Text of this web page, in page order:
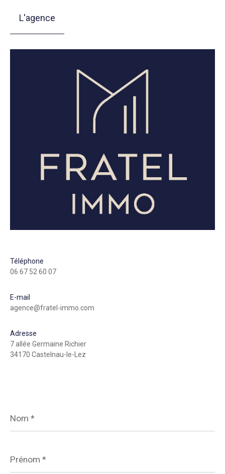
L'agence
Téléphone
06 67 52 60 07
E-mail
agence@fratel-immo.com
Adresse
7 allée Germaine Richier
34170 Castelnau-le-Lez
*
*